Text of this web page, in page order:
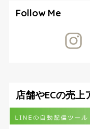
Follow Me
店舗やECの売上